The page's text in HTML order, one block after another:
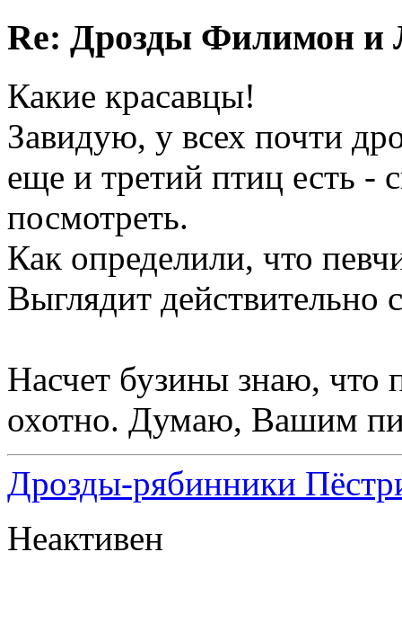
Re: Дрозды Филимон и
Какие красавцы!
Завидую, у всех почти
еще и третий птиц есть -
посмотреть.
Как определили, что
Выглядит
Насчет бузины знаю, что
охотно. Думаю, Вашим
Дрозды-рябинники
Неактивен